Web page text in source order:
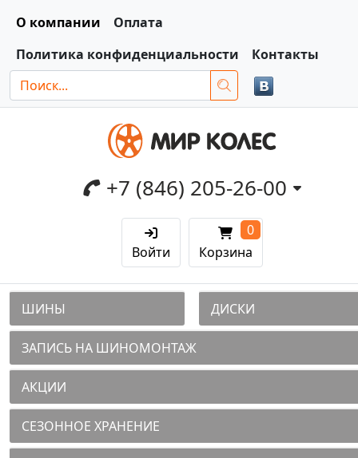
О компании
Оплата
Политика конфиденциальности
Контакты
+7 (846) 205-26-00
Войти Корзина
0
ШИНЫ ДИСКИ
ЗАПИСЬ НА ШИНОМОНТАЖ
АКЦИИ
СЕЗОННОЕ ХРАНЕНИЕ